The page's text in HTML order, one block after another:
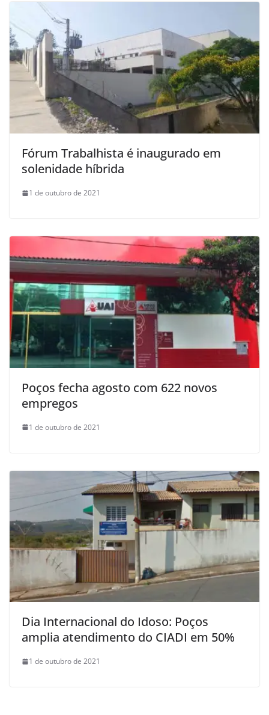
Fórum Trabalhista é inaugurado em
solenidade híbrida
1 de outubro de 2021
Poços fecha agosto com 622 novos
empregos
1 de outubro de 2021
Dia Internacional do Idoso: Poços
amplia atendimento do CIADI em 50%
1 de outubro de 2021